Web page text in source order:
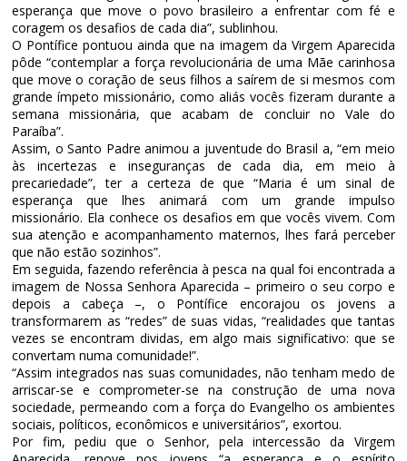
esperança que move o povo brasileiro a enfrentar com fé e
coragem os desafios de cada dia”, sublinhou.
O Pontífice pontuou ainda que na imagem da Virgem Aparecida
pôde “contemplar a força revolucionária de uma Mãe carinhosa
que move o coração de seus filhos a saírem de si mesmos com
grande ímpeto missionário, como aliás vocês fizeram durante a
semana missionária, que acabam de concluir no Vale do
Paraíba”.
Assim, o Santo Padre animou a juventude do Brasil a, “em meio
às incertezas e inseguranças de cada dia, em meio à
precariedade”, ter a certeza de que “Maria é um sinal de
esperança que lhes animará com um grande impulso
missionário. Ela conhece os desafios em que vocês vivem. Com
sua atenção e acompanhamento maternos, lhes fará perceber
que não estão sozinhos”.
Em seguida, fazendo referência à pesca na qual foi encontrada a
imagem de Nossa Senhora Aparecida – primeiro o seu corpo e
depois a cabeça –, o Pontífice encorajou os jovens a
transformarem as “redes” de suas vidas, “realidades que tantas
vezes se encontram dividas, em algo mais significativo: que se
convertam numa comunidade!”.
“Assim integrados nas suas comunidades, não tenham medo de
arriscar-se e comprometer-se na construção de uma nova
sociedade, permeando com a força do Evangelho os ambientes
sociais, políticos, econômicos e universitários”, exortou.
Por fim, pediu que o Senhor, pela intercessão da Virgem